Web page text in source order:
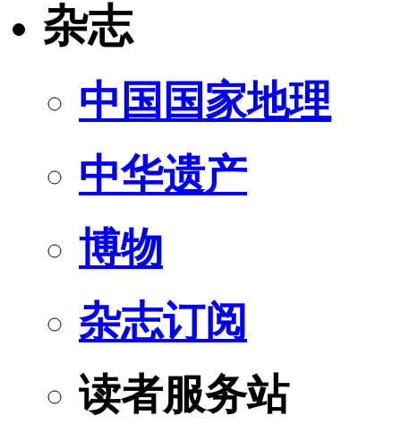
杂志
中国国家地理
中华遗产
博物
杂志订阅
读者服务站